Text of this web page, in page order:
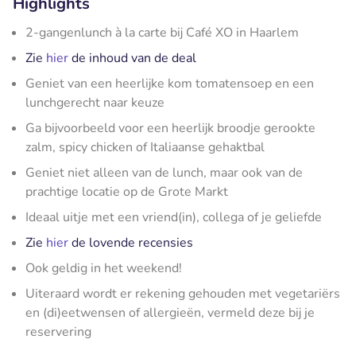
2-gangenlunch à la carte bij Café XO in Haarlem
Zie hierde inhoud van de deal
Geniet van een heerlijke kom tomatensoep en een
lunchgerecht naar keuze
Ga bijvoorbeeld voor een heerlijk broodje gerookte
zalm, spicy chicken of Italiaanse gehaktbal
Geniet niet alleen van de lunch, maar ook van de
prachtige locatie op de Grote Markt
Ideaal uitje met een vriend(in), collega of je geliefde
Zie hierde lovende recensies
Ook geldig in het weekend!
Uiteraard wordt er rekening gehouden met vegetariërs
en (di)eetwensen of allergieën, vermeld deze bij je
reservering